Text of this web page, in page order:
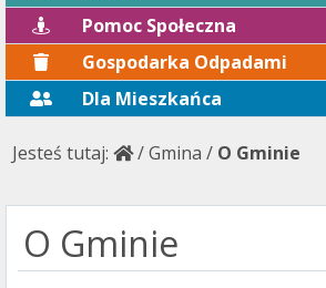
Pomoc Społeczna
Gospodarka Odpadami
Dla Mieszkańca
Jesteś tutaj: /Gmina / O Gminie
O Gminie